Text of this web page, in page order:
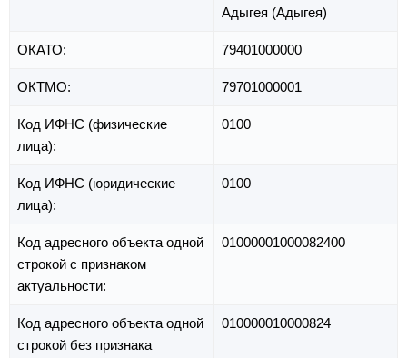
Адыгея (Адыгея)
ОКАТО: 79401000000
ОКТМО: 79701000001
Код ИФНС (физические
лица):
0100
Код ИФНС (юридические
лица):
0100
Код адресного объекта одной
строкой с признаком
актуальности:
01000001000082400
Код адресного объекта одной
строкой без признака
010000010000824